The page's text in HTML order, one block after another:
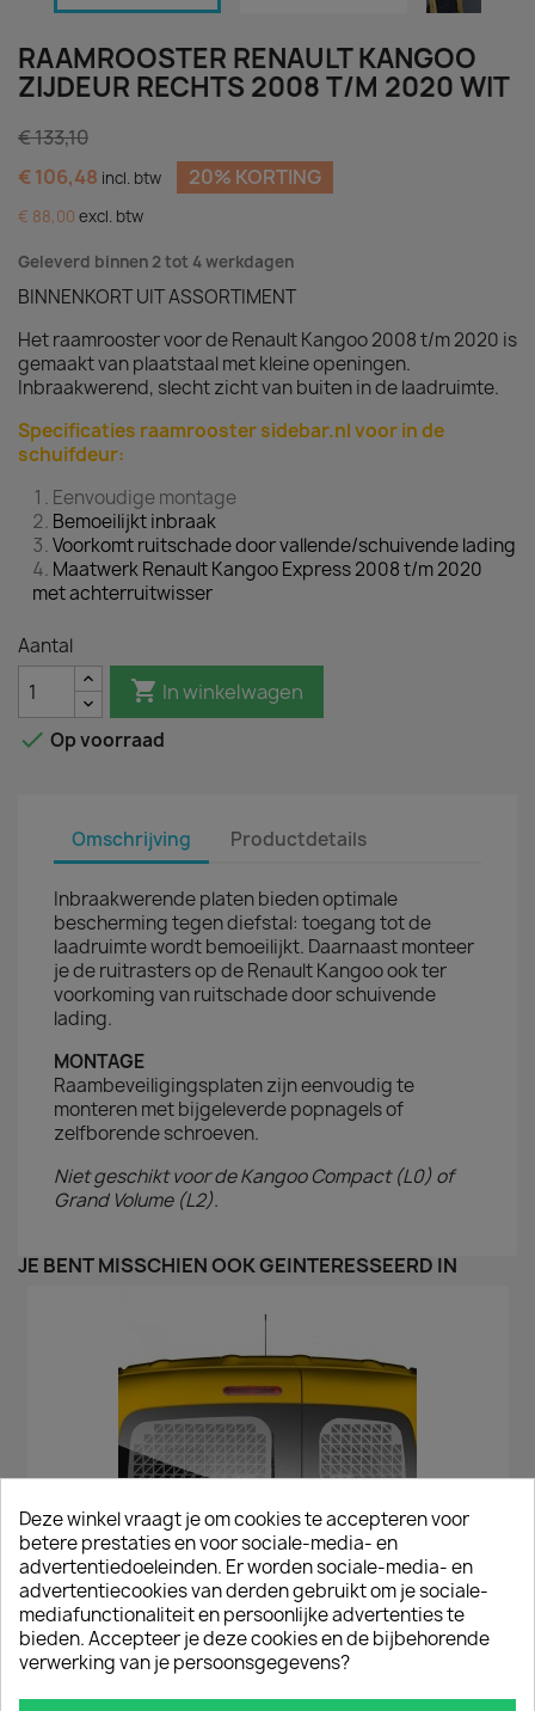
RAAMROOSTER RENAULT KANGOO
ZIJDEUR RECHTS 2008 T/M 2020 WIT
€ 133,10
€ 106,48 incl. btw 20% KORTING
€ 88,00 excl. btw
Geleverd binnen 2 tot 4 werkdagen
BINNENKORT UIT ASSORTIMENT
Het raamrooster voor de Renault Kangoo 2008 t/m 2020 is
gemaakt van plaatstaal met kleine openingen.
Inbraakwerend, slecht zicht van buiten in de laadruimte.
Specificaties raamrooster sidebar.nl voor in de
schuifdeur:
Eenvoudige montage
Bemoeilijkt inbraak
Voorkomt ruitschade door vallende/schuivende lading
Maatwerk Renault Kangoo Express 2008 t/m 2020
met achterruitwisser
Aantal
 In winkelwagen
 Op voorraad
Omschrijving Productdetails
Inbraakwerende platen bieden optimale
bescherming tegen diefstal: toegang tot de
laadruimte wordt bemoeilijkt. Daarnaast monteer
je de ruitrasters op de Renault Kangoo ook ter
voorkoming van ruitschade door schuivende
lading.
MONTAGE
Raambeveiligingsplaten zijn eenvoudig te
monteren met bijgeleverde popnagels of
zelfborende schroeven.
Niet geschikt voor de Kangoo Compact (L0) of
Grand Volume (L2).
JE BENT MISSCHIEN OOK GEÏNTERESSEERD IN
Raamroosters Renault Kangoo Deuren 2008 T/m 2020 Wit
€ 151,25incl. btw
€ 125,00excl. btw
Deze winkel vraagt je om cookies te accepteren voor
betere prestaties en voor sociale-media- en
advertentiedoeleinden. Er worden sociale-media- en
advertentiecookies van derden gebruikt om je sociale-
mediafunctionaliteit en persoonlijke advertenties te
bieden. Accepteer je deze cookies en de bijbehorende
verwerking van je persoonsgegevens?